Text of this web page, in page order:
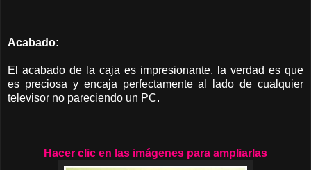
Acabado:
El acabado de la caja es impresionante, la verdad es que
es preciosa y encaja perfectamente al lado de cualquier
televisor no pareciendo un PC.
Hacer clic en las imágenes para ampliarlas